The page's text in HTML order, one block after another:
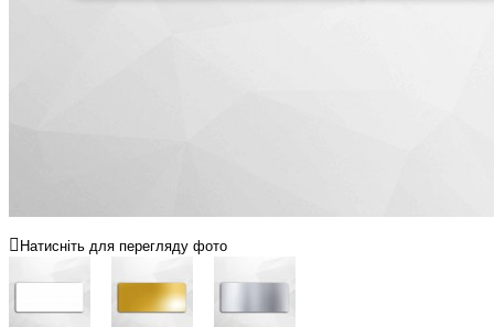
Натисніть для перегляду фото